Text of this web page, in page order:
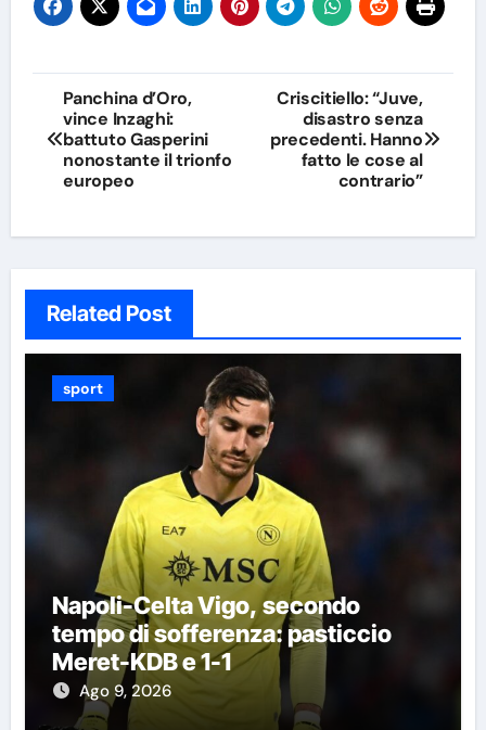
Navigazione
articoli
Panchina d’Oro,
vince Inzaghi:
battuto Gasperini
nonostante il trionfo
europeo
Criscitiello: “Juve,
disastro senza
precedenti. Hanno
fatto le cose al
contrario”
Related Post
sport
Napoli-Celta Vigo, secondo
tempo di sofferenza: pasticcio
Meret-KDB e 1-1
Ago 9, 2026